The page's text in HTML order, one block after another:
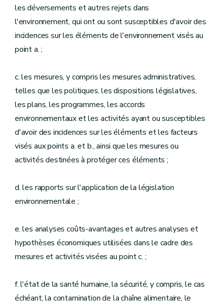
les déversements et autres rejets dans
l'environnement, qui ont ou sont susceptibles d'avoir des
incidences sur les éléments de l'environnement visés au
point a. ;
c. les mesures, y compris les mesures administratives,
telles que les politiques, les dispositions législatives,
les plans, les programmes, les accords
environnementaux et les activités ayant ou susceptibles
d'avoir des incidences sur les éléments et les facteurs
visés aux points a. et b., ainsi que les mesures ou
activités destinées à protéger ces éléments ;
d. les rapports sur l'application de la législation
environnementale ;
e. les analyses coûts-avantages et autres analyses et
hypothèses économiques utilisées dans le cadre des
mesures et activités visées au point c. ;
f. l'état de la santé humaine, la sécurité, y compris, le cas
échéant, la contamination de la chaîne alimentaire, le